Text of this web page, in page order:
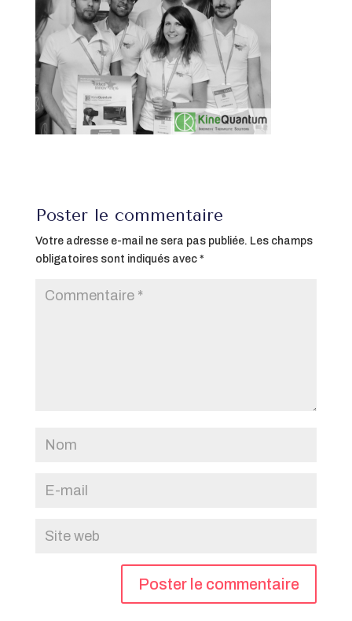
Poster le commentaire
Votre adresse e-mail ne sera pas publiée. Les champs
obligatoires sont indiqués avec *